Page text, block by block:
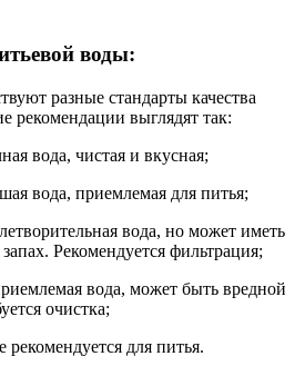
воды:
разные стандарты качества
рекомендации выглядят так:
вода, чистая и вкусная;
вода, приемлемая для питья;
вода, но может иметь
Рекомендуется фильтрация;
вода, может быть вредной
очистка;
рекомендуется для питья.